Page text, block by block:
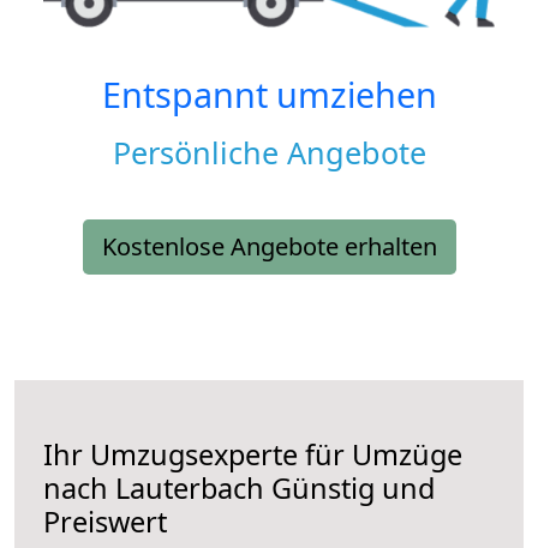
Entspannt umziehen
Persönliche Angebote
Kostenlose Angebote erhalten
Ihr Umzugsexperte für Umzüge
nach Lauterbach Günstig und
Preiswert